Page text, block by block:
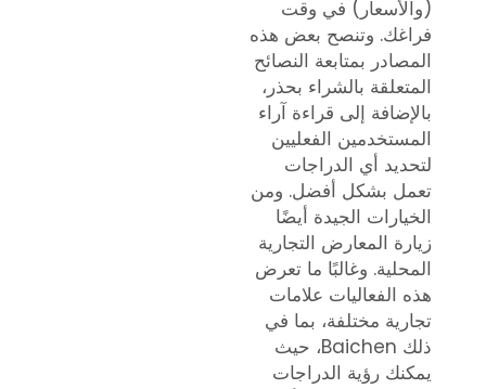
(والأسعار) في وقت
فراغك. وتنصح بعض هذه
المصادر بمتابعة النصائح
المتعلقة بالشراء بحذر،
بالإضافة إلى قراءة آراء
المستخدمين الفعليين
لتحديد أي الدراجات
تعمل بشكل أفضل. ومن
الخيارات الجيدة أيضًا
زيارة المعارض التجارية
المحلية. وغالبًا ما تعرض
هذه الفعاليات علامات
تجارية مختلفة، بما في
ذلك Baichen، حيث
يمكنك رؤية الدراجات